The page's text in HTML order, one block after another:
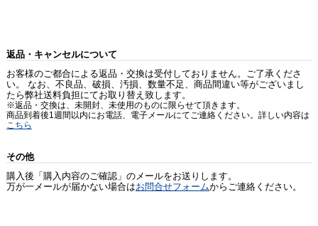
返品・キャンセルについて
お客様のご都合による返品・交換は受付しておりません。ご了承くださ
い。 なお、不良品、破損、汚損、数量不足、商品間違い等がございまし
たら弊社送料負担にてお取り替え致します。
※返品・交換は、未開封、未使用のものに限らせて頂きます。
商品到着後1週間以内にお電話、電子メールにてご連絡ください。詳しい内容は
こちら
その他
購入後「購入内容のご確認」のメールをお送りします。
万が一メールが届かない場合はお問合せフォームからご連絡ください。